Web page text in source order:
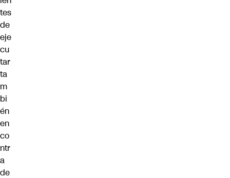
tes
de
eje
cu
tar
ta
m
bi
én
en
co
ntr
a
de